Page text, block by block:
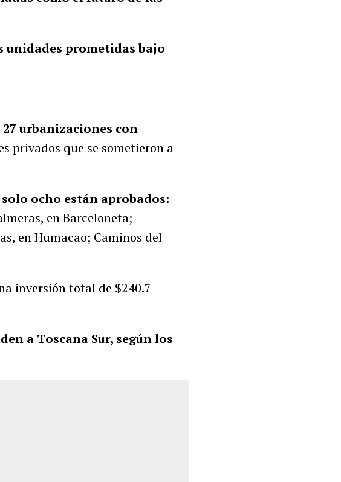
unidades prometidas bajo
27 urbanizaciones con
privados que se sometieron a
ocho están aprobados:
en Barceloneta;
en Humacao; Caminos del
inversión total de $240.7
a Toscana Sur, según los